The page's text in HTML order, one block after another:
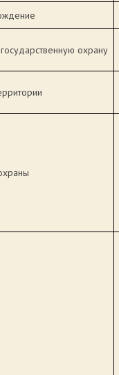
охрану